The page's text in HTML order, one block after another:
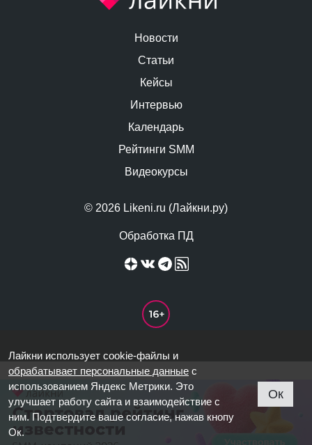
© 2026 Likeni.ru (Лайкни.ру)
Обработка ПД
Новости
Статьи
Кейсы
Интервью
Календарь
Рейтинги SMM
Видеокурсы
Лайкни использует cookie-файлы и
обрабатывает персональные данные с
использованием Яндекс Метрики. Это
улучшает работу сайта и взаимодействие с
ним. Подтвердите ваше согласие, нажав кнопу
Ок.
Ок